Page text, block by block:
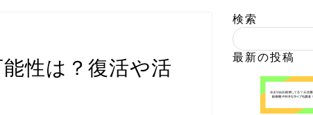
性は？復活や活
検索
最新の投稿